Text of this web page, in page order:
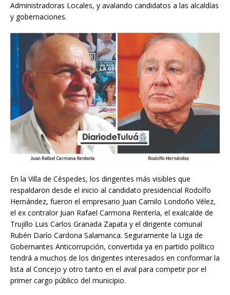
Administradoras Locales, y avalando candidatos a las alcaldías
y gobernaciones.
En la Villa de Céspedes, los dirigentes más visibles que
respaldaron desde el inicio al candidato presidencial Rodolfo
Hernández, fueron el empresario Juan Camilo Londoño Vélez,
el ex contralor Juan Rafael Carmona Rentería, el exalcalde de
Trujillo Luis Carlos Granada Zapata y el dirigente comunal
Rubén Darío Cardona Salamanca. Seguramente la Liga de
Gobernantes Anticorrupción, convertida ya en partido político
tendrá a muchos de los dirigentes interesados en conformar la
lista al Concejo y otro tanto en el aval para competir por el
primer cargo público del municipio.